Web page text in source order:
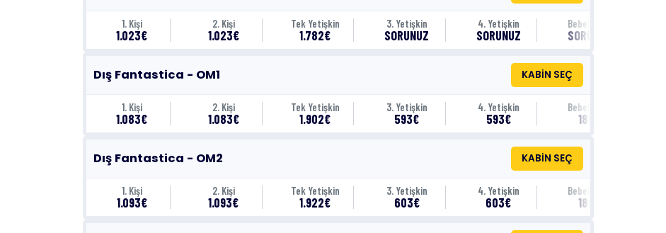
1. Kişi
1.023€
2. Kişi
1.023€
Tek Yetişkin
1.782€
3. Yetişkin
SORUNUZ
4. Yetişkin
SORUNUZ
Bebek (0-1)
SORUNUZ
Dış Fantastica - OM1 KABİN SEÇ
1. Kişi
1.083€
2. Kişi
1.083€
Tek Yetişkin
1.902€
3. Yetişkin
593€
4. Yetişkin
593€
Bebek (0-1)
180€
Dış Fantastica - OM2 KABİN SEÇ
1. Kişi
1.093€
2. Kişi
1.093€
Tek Yetişkin
1.922€
3. Yetişkin
603€
4. Yetişkin
603€
Bebek (0-1)
180€